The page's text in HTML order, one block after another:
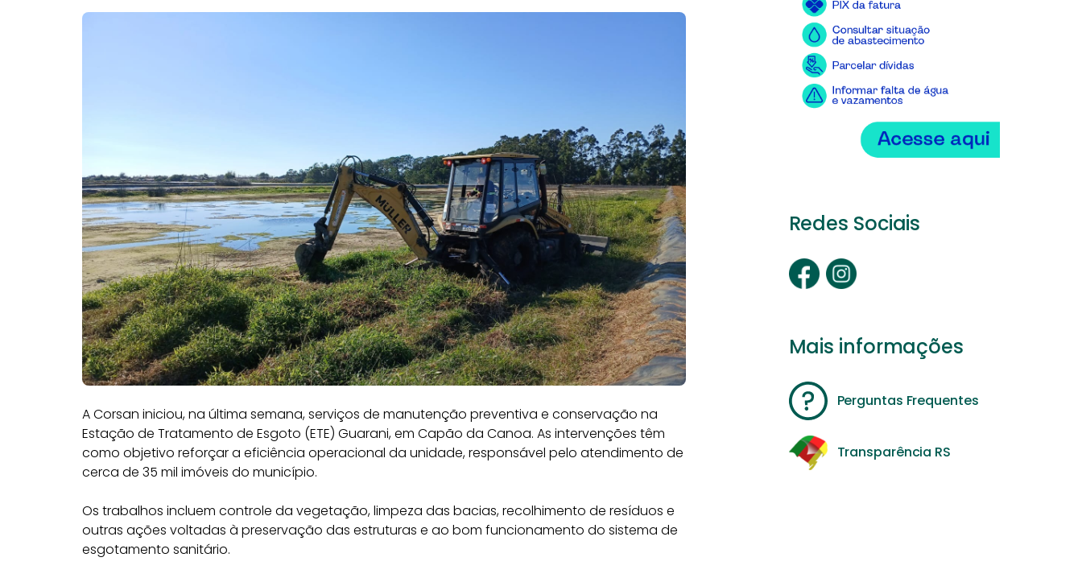
A Corsan iniciou, na última semana, serviços de manutenção preventiva e conservação na
Estação de Tratamento de Esgoto (ETE) Guarani, em Capão da Canoa. As intervenções têm
como objetivo reforçar a eficiência operacional da unidade, responsável pelo atendimento de
cerca de 35 mil imóveis do município.
Os trabalhos incluem controle da vegetação, limpeza das bacias, recolhimento de resíduos e
outras ações voltadas à preservação das estruturas e ao bom funcionamento do sistema de
esgotamento sanitário.
Redes Sociais
Mais informações
Perguntas Frequentes
Transparência RS